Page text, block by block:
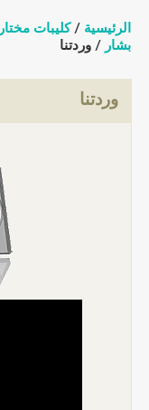
الرئيسية / كليبات
بشار / وردتنا
وردتنا